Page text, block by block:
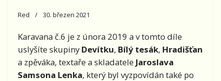
Red 30. březen 2021
Karavana č.6 je z února 2019 a v tomto díle
uslyšíte skupiny Devítku, Bílý tesák, Hradišťan
a zpěváka, textaře a skladatele Jaroslava
Samsona Lenka, který byl vyzpovídán také po